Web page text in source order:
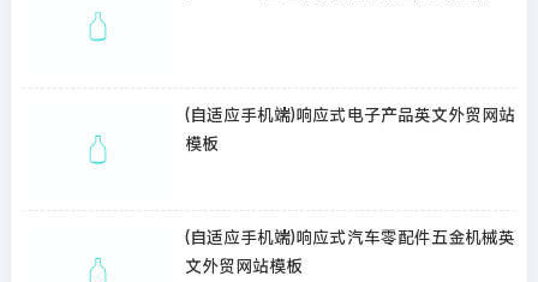
(自适应手机端)响应式电子产品英文外贸网站
模板
(自适应手机端)响应式汽车零配件五金机械英
文外贸网站模板